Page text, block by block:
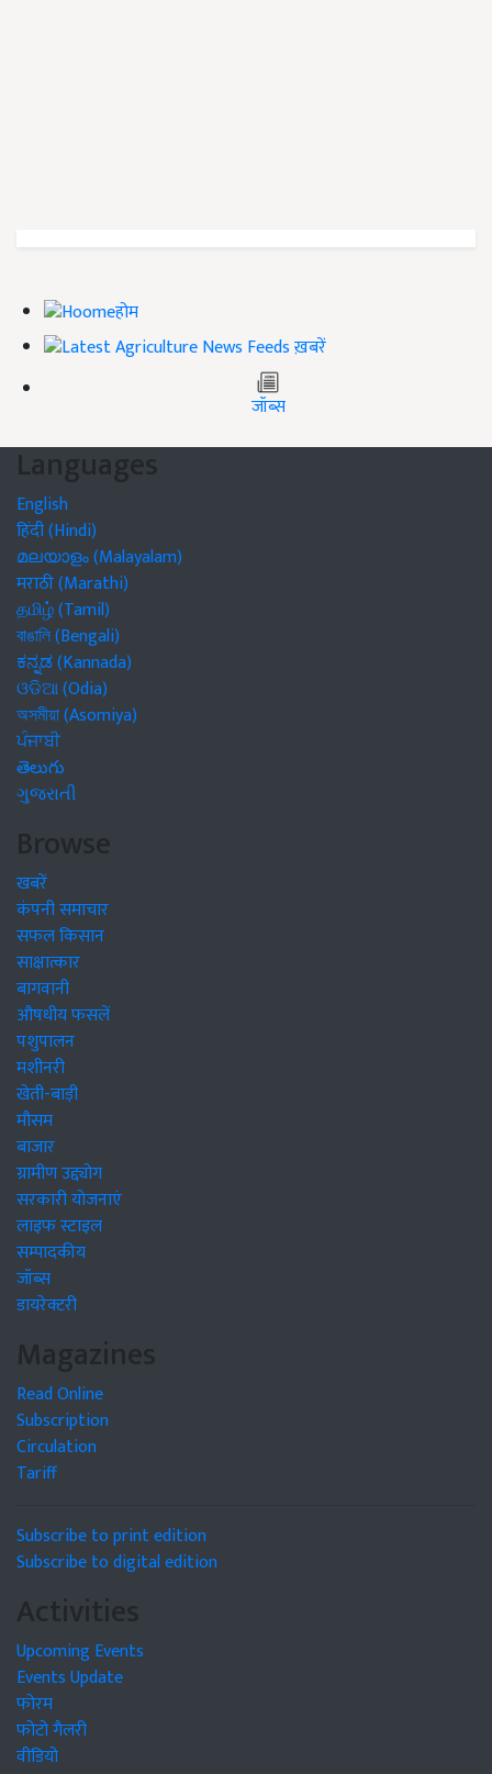
होम
ख़बरें
जॉब्स
Languages
English
हिंदी (Hindi)
മലയാളം (Malayalam)
मराठी (Marathi)
தமிழ் (Tamil)
বাঙালি (Bengali)
ಕನ್ನಡ (Kannada)
ଓଡିଆ (Odia)
অসমীয়া (Asomiya)
ਪੰਜਾਬੀ
తెలుగు
ગુજરાતી
Browse
खबरें
कंपनी समाचार
सफल किसान
साक्षात्कार
बागवानी
औषधीय फसलें
पशुपालन
मशीनरी
खेती-बाड़ी
मौसम
बाजार
ग्रामीण उद्द्योग
सरकारी योजनाएं
लाइफ स्टाइल
सम्पादकीय
जॉब्स
डायरेक्टरी
Magazines
Read Online
Subscription
Circulation
Tariff
Subscribe to print edition
Subscribe to digital edition
Activities
Upcoming Events
Events Update
फोरम
फोटो गैलरी
वीडियो